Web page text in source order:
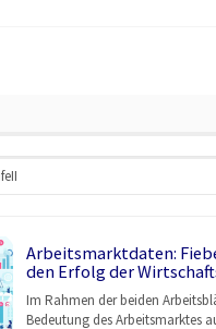
Arbeitsmarktdaten:
den Erfolg der
Im Rahmen der beiden
Bedeutung des Arbeitsmarktes